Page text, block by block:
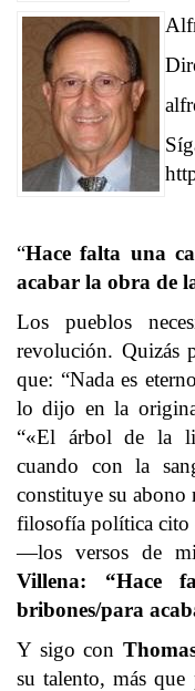
“Hace falta una
acabar la obra de
Los pueblos
revolución. Quizás
que: “Nada es
lo dijo en la
“«El árbol de la
cuando con la
constituye su abono
filosofía política cito
—los versos de
Villena: “Hace
bribones/para
Y sigo con
su talento, más